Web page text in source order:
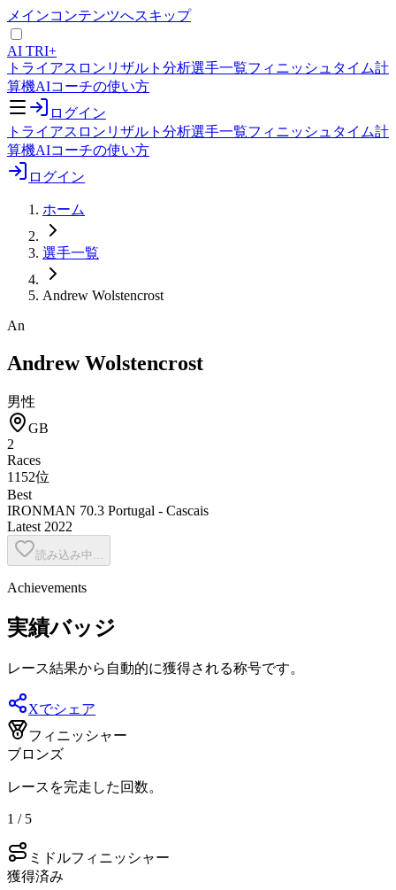
メインコンテンツへスキップ
AI TRI+
トライアスロンリザルト分析選手一覧フィニッシュタイム計
算機AIコーチの使い方
ログイン
トライアスロンリザルト分析選手一覧フィニッシュタイム計
算機AIコーチの使い方
ログイン
ホーム
選手一覧
Andrew Wolstencrost
An
Andrew Wolstencrost
男性
GB
2
Races
1152位
Best
IRONMAN 70.3 Portugal - Cascais
Latest 2022
読み込み中...
Achievements
実績バッジ
レース結果から自動的に獲得される称号です。
Xでシェア
フィニッシャー
ブロンズ
レースを完走した回数。
1 / 5
ミドルフィニッシャー
獲得済み